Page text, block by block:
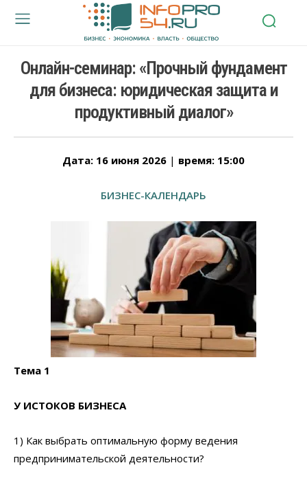
Онлайн-семинар: «Прочный фундамент
для бизнеса: юридическая защита и
продуктивный диалог»
Дата: 16 июня 2026 | время: 15:00
БИЗНЕС-КАЛЕНДАРЬ
Тема 1
У ИСТОКОВ БИЗНЕСА
1) Как выбрать оптимальную форму ведения
предпринимательской деятельности?